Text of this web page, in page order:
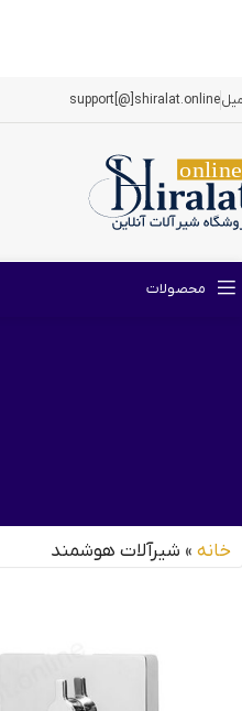
support[@]shiralat.online
محصولات
خانه » شیرآلات هوشمند